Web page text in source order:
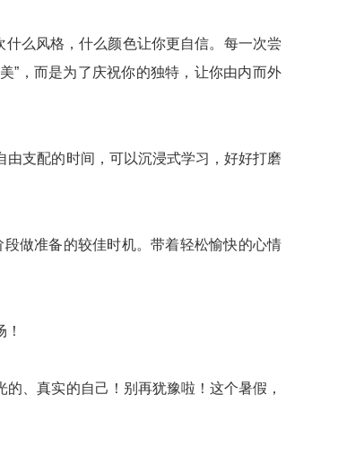
么风格，什么颜色让你更自信。每一次尝
”，而是为了庆祝你的独特，让你由内而外
支配的时间，可以沉浸式学习，好好打磨
做准备的较佳时机。带着轻松愉快的心情
、真实的自己！别再犹豫啦！这个暑假，